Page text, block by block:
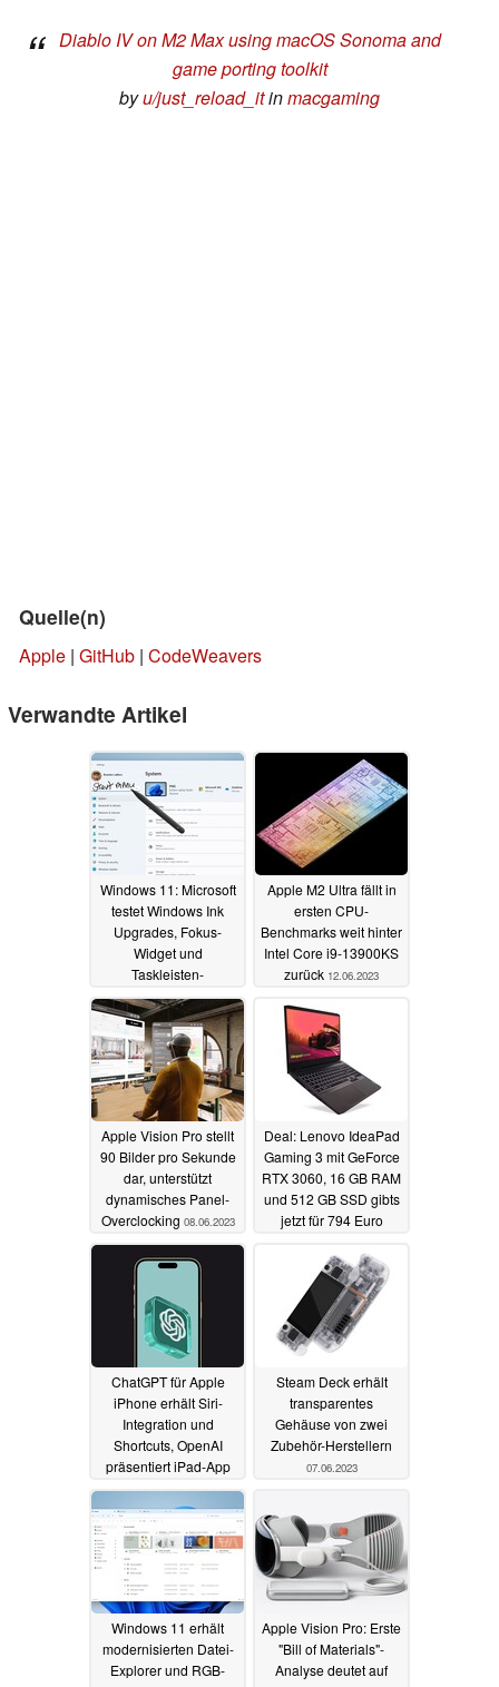
Diablo IV on M2 Max using macOS Sonoma and
game porting toolkit
byu/just_reload_itinmacgaming
Quelle(n)
Apple | GitHub | CodeWeavers
Verwandte Artikel
Windows 11: Microsoft
testet Windows Ink
Upgrades, Fokus-
Widget und
Taskleisten-
Verbesserungen
15.06.2023
Apple M2 Ultra fällt in
ersten CPU-
Benchmarks weit hinter
Intel Core i9-13900KS
zurück 12.06.2023
Apple Vision Pro stellt
90 Bilder pro Sekunde
dar, unterstützt
dynamisches Panel-
Overclocking 08.06.2023
Deal: Lenovo IdeaPad
Gaming 3 mit GeForce
RTX 3060, 16 GB RAM
und 512 GB SSD gibts
jetzt für 794 Euro
ChatGPT für Apple
iPhone erhält Siri-
Integration und
Shortcuts, OpenAI
präsentiert iPad-App
08.06.2023
Steam Deck erhält
transparentes
Gehäuse von zwei
Zubehör-Herstellern
07.06.2023
Windows 11 erhält
modernisierten Datei-
Explorer und RGB-
Apple Vision Pro: Erste
"Bill of Materials"-
Analyse deutet auf